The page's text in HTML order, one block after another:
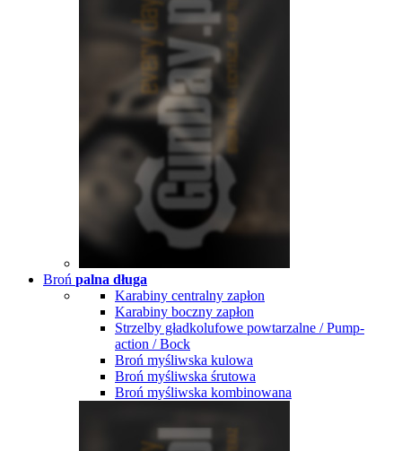
Broń palna długa
Karabiny centralny zapłon
Karabiny boczny zapłon
Strzelby gładkolufowe powtarzalne / Pump-
action / Bock
Broń myśliwska kulowa
Broń myśliwska śrutowa
Broń myśliwska kombinowana